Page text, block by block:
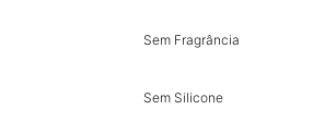
Sem Fragrância
Sem Silicone